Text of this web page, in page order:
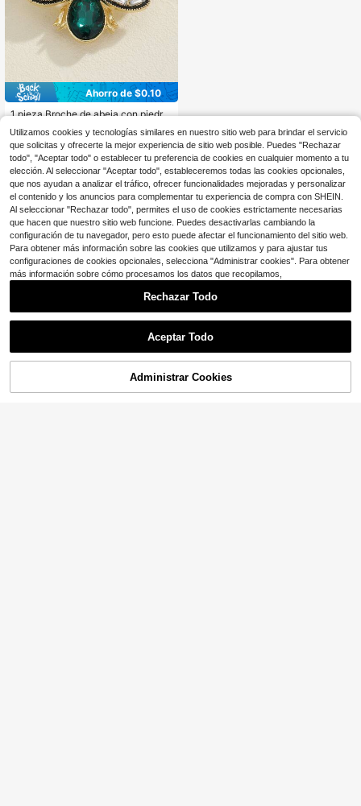
Ahorro de $0.10
1 pieza Broche de abeja con piedra
1 .60 -6% con cupón
¡10% DE DESCUENTO! AÑADIR A LA BOLSA
Utilizamos cookies y tecnologías similares en nuestro sitio web para brindar el servicio
que solicitas y ofrecerte la mejor experiencia de sitio web posible. Puedes "Rechazar
todo", "Aceptar todo" o establecer tu preferencia de cookies en cualquier momento a tu
elección. Al seleccionar "Aceptar todo", estableceremos todas las cookies opcionales,
que nos ayudan a analizar el tráfico, ofrecer funcionalidades mejoradas y personalizar
el contenido y los anuncios para complementar tu experiencia de compra con SHEIN.
Al seleccionar "Rechazar todo", permites el uso de cookies estrictamente necesarias
que hacen que nuestro sitio web funcione. Puedes desactivarlas cambiando la
configuración de tu navegador, pero esto puede afectar el funcionamiento del sitio web.
Para obtener más información sobre las cookies que utilizamos y para ajustar tus
configuraciones de cookies opcionales, selecciona "Administrar cookies". Para obtener
más información sobre cómo procesamos los datos que recopilamos,
Rechazar Todo
Aceptar Todo
Administrar Cookies